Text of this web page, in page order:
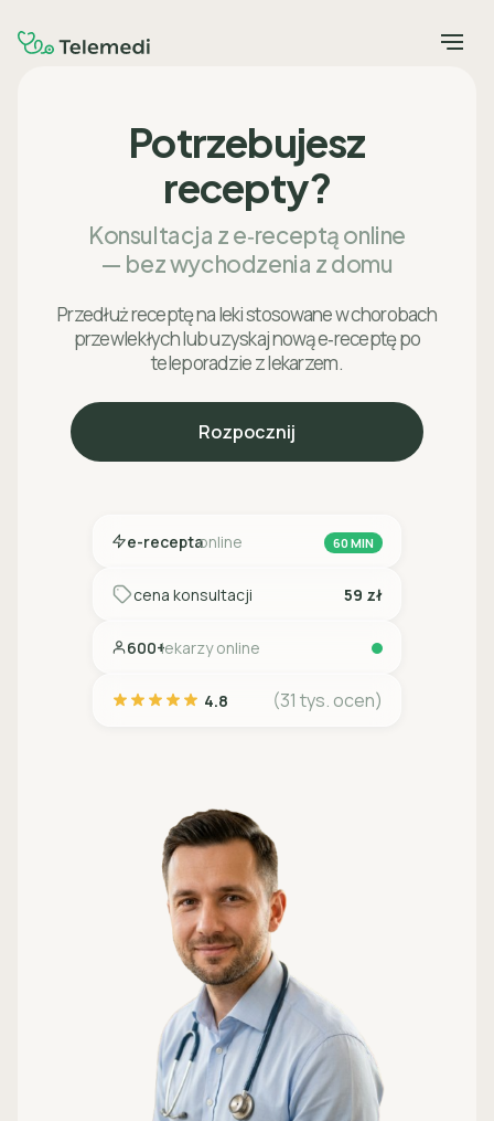
Potrzebujesz
recepty?
Konsultacja z e‑receptą online
— bez wychodzenia z domu
Przedłuż receptę na leki stosowane w chorobach
przewlekłych lub uzyskaj nową e‑receptę po
teleporadzie z lekarzem.
Rozpocznij
e-receptaonline 60 MIN
cena konsultacji 59 zł
600+lekarzy online
4.8 (31 tys. ocen)